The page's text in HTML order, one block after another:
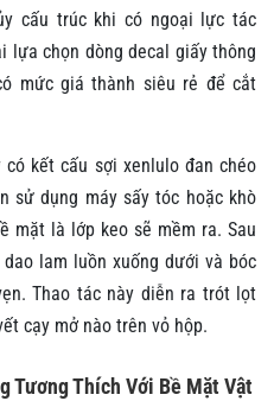
cấu trúc khi có ngoại lực tác
lựa chọn dòng decal giấy thông
mức giá thành siêu rẻ để cắt
kết cấu sợi xenlulo đan chéo
sử dụng máy sấy tóc hoặc khò
mặt là lớp keo sẽ mềm ra. Sau
lam luồn xuống dưới và bóc
Thao tác này diễn ra trót lọt
cạy mở nào trên vỏ hộp.
Tương Thích Với Bề Mặt Vật